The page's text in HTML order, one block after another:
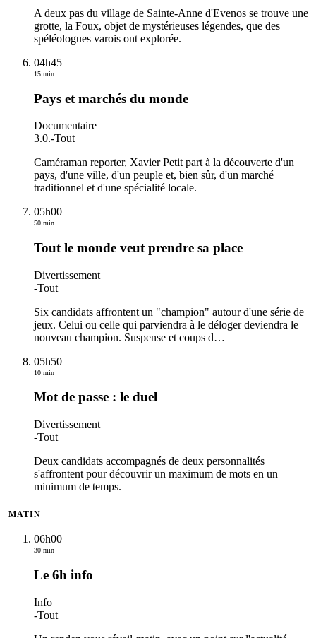
A deux pas du village de Sainte-Anne d'Evenos se trouve une
grotte, la Foux, objet de mystérieuses légendes, que des
spéléologues varois ont explorée.
04h45
15 min
Pays et marchés du monde
Documentaire
3.0.-Tout
Caméraman reporter, Xavier Petit part à la découverte d'un
pays, d'une ville, d'un peuple et, bien sûr, d'un marché
traditionnel et d'une spécialité locale.
05h00
50 min
Tout le monde veut prendre sa place
Divertissement
-Tout
Six candidats affrontent un "champion" autour d'une série de
jeux. Celui ou celle qui parviendra à le déloger deviendra le
nouveau champion. Suspense et coups d…
05h50
10 min
Mot de passe : le duel
Divertissement
-Tout
Deux candidats accompagnés de deux personnalités
s'affrontent pour découvrir un maximum de mots en un
minimum de temps.
MATIN
06h00
30 min
Le 6h info
Info
-Tout